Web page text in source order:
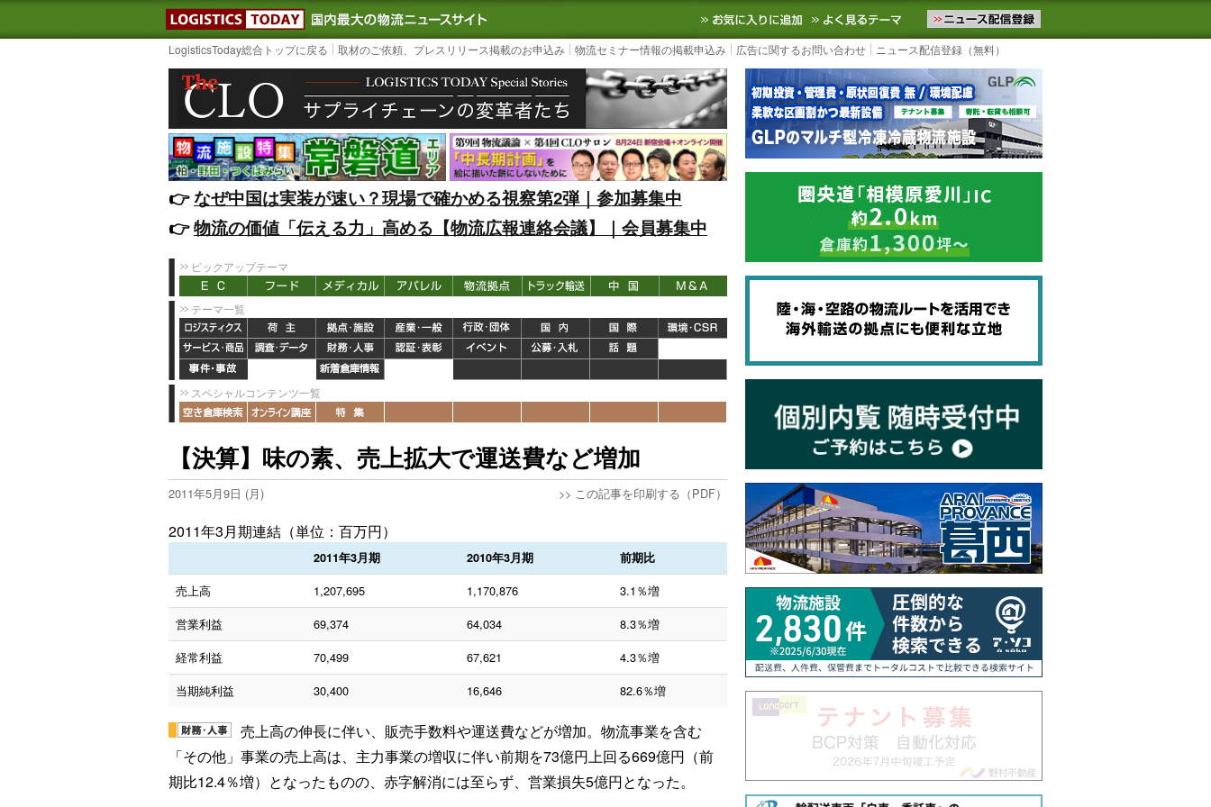
LOGISTICS TODAY｜国内最大の物流ニュースサイト3PL, SCMなど国内外の最新の物流ニュースをお届けします。物流ニュースメール配信を登録す
お気に入りに追加 よく見るテーマ
LogisticsToday総合トップに戻る 取材のご依頼、プレスリリース掲載のお申込み 物流セミナー情報の掲載申込み 広告に関するお問い合わせ ニュース配信登録（無料）
👉️なぜ中国は実装が速い？現場で確かめる視察第2弾｜参加募集中
👉️物流の価値「伝える力」高める【物流広報連絡会議】｜会員募集中
ピックアップテーマ
テーマ一覧
スペシャルコンテンツ一覧
【決算】味の素、売上拡大で運送費など増加
2011年5月9日 (月) >> この記事を印刷する（PDF）
2011年3月期連結（単位：百万円）
2011年3月期 2010年3月期 前期比
売上高 1,207,695 1,170,876
3.1％増
営業利益
69,374 64,034
8.3％増
経常利益
70,499 67,621
4.3％増
当期純利益
30,400 16,646 82.6％増
売上高の伸長に伴い、販売手数料や運送費などが増加。物流事業を含む
「その他」事業の売上高は、主力事業の増収に伴い前期を73億円上回る669億円（前
期比12.4％増）となったものの、赤字解消には至らず、営業損失5億円となった。